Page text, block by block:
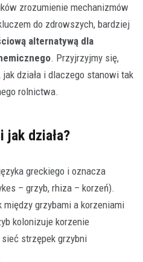
zrozumienie mechanizmów
do zdrowszych, bardziej
alternatywą dla
. Przyjrzyjmy się,
działa i dlaczego stanowi tak
rolnictwa.
jak działa?
greckiego i oznacza
– grzyb, rhiza – korzeń).
grzybami a korzeniami
kolonizuje korzenie
strzępek grzybni